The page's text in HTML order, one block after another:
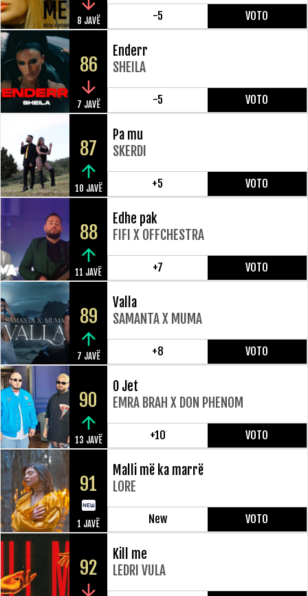
8 JAVË -5 VOTO
86
7 JAVË
Enderr
SHEILA
-5 VOTO
87
10 JAVË
Pa mu
SKERDI
+5 VOTO
88
11 JAVË
Edhe pak
FIFI X OFFCHESTRA
+7 VOTO
89
7 JAVË
Valla
SAMANTA X MUMA
+8 VOTO
90
13 JAVË
O Jet
EMRA BRAH X DON PHENOM
+10 VOTO
91
1 JAVË
Malli më ka marrë
LORE
New VOTO
92
Kill me
LEDRI VULA